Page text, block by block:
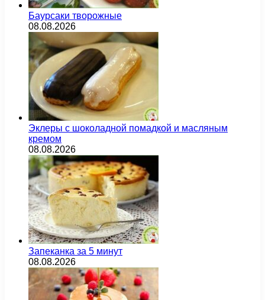
Баурсаки творожные
08.08.2026
Эклеры с шоколадной помадкой и масляным
кремом
08.08.2026
Запеканка за 5 минут
08.08.2026